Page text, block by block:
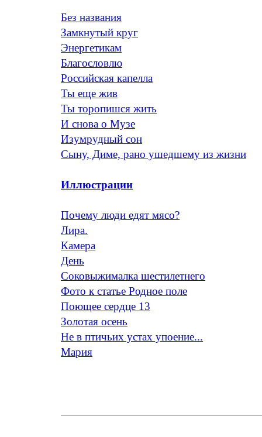
Без названия
Замкнутый круг
Энергетикам
Благословлю
Российская капелла
Ты еще жив
Ты торопишся жить
И снова о Музе
Изумрудный сон
Сыну, Диме, рано ушедшему из жизни
Иллюстрации
Почему люди едят мясо?
Лира.
Камера
День
Соковыжималка шестилетнего
Фото к статье Родное поле
Поющее сердце 13
Золотая осень
Не в птичьих устах упоение...
Мария